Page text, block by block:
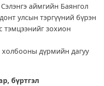
аймгийн Баянгол
улсын тэргүүний бүрэн
тэмцээнийг зохион
дүрмийн дагуу
бүртгэл